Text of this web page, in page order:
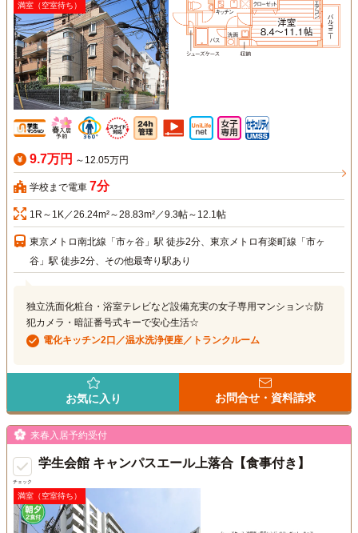
満室（空室待ち）
9.7万円 ～12.05万円
学校まで電車 7分
1R～1K／26.24m²～28.83m²／9.3帖～12.1帖
東京メトロ南北線「市ヶ谷」駅 徒歩2分、東京メトロ有楽町線「市ヶ
谷」駅 徒歩2分、その他最寄り駅あり
独立洗面化粧台・浴室テレビなど設備充実の女子専用マンション☆防
犯カメラ・暗証番号式キーで安心生活☆
電化キッチン2口／温水洗浄便座／トランクルーム
お気に入り お問合せ・資料請求
チェック
来春入居予約受付
学生会館 キャンパスエール上落合【食事付き】
満室（空室待ち）